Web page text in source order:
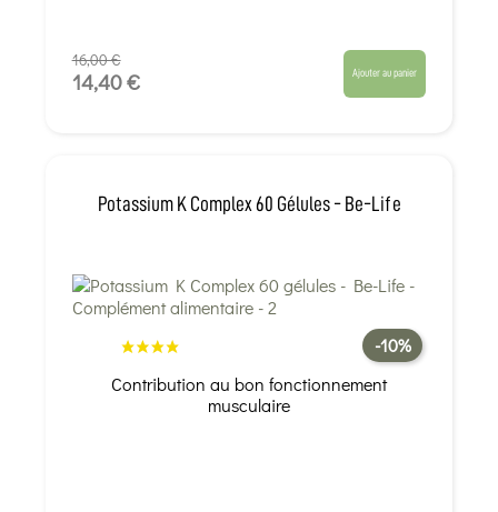
16,00 €
14,40 € Ajouter au panier
Potassium K Complex 60 Gélules - Be-Life
-10%
Contribution au bon fonctionnement
musculaire